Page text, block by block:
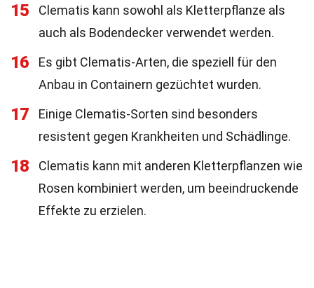
15
Clematis kann sowohl als Kletterpflanze als
auch als Bodendecker verwendet werden.
16
Es gibt Clematis-Arten, die speziell für den
Anbau in Containern gezüchtet wurden.
17
Einige Clematis-Sorten sind besonders
resistent gegen Krankheiten und Schädlinge.
18
Clematis kann mit anderen Kletterpflanzen wie
Rosen kombiniert werden, um beeindruckende
Effekte zu erzielen.